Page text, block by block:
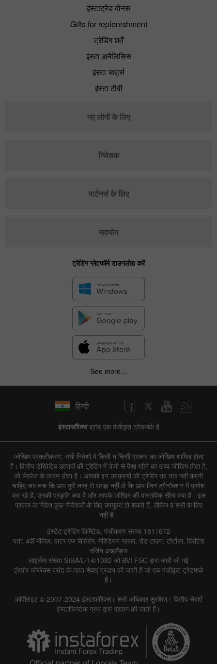
इंस्टाट्रेड बोनस
Gifts for replenishment
ट्रेडिंग शर्तें
इंस्टा अनैलिसिस
इंस्टा चार्ट्स
इंस्टा टीवी
नए लोगों के लिए
निवेशक
पार्टनर्स के लिए
सहयोग
ट्रेडिंग प्लेटफॉर्म डाउनलोड करें
See more...
हिन्दी
इंस्टाफॉरेक्सब्रांड एक पंजीकृत ट्रेडमार्क है
जोखिम प्रकटीकरण: सभी निवेशों में किसी न किसी प्रकार का जोखिम शामिल होता
है। वित्तीय डेरिवेटिव उत्पादों की ट्रेडिंग में तेजी से पैसा खोने का उच्च जोखिम होता है,
जो लेवरेज के कारण होता है। आपको इन उपकरणों की ट्रेडिंग तब तक नहीं करनी
चाहिए जब तक कि आप पूरी तरह से समझ नहीं लें कि आप जिन ट्रैन्सैक्शन में प्रवेश
कर रहे हैं, उनकी प्रकृति क्या है और आपके जोखिम की वास्तविक सीमा क्या है। इस
प्रकार के निवेश कुछ निवेशकों के लिए उपयुक्त हो सकते हैं, लेकिन वे सभी के लिए
नहीं हैं।
इंस्टेंट ट्रेडिंग लिमिटेड, पंजीकरण संख्या 1811672
पता: 4वीं मंजिल, वाटर एज बिल्डिंग, मेरिडियन प्लाजा, रोड टाउन, टोर्टोला, ब्रिटिश
वर्जिन आइलैंड्स
लाइसेंस संख्या SIBA/L/14/1082 जो BVI FSC द्वारा जारी की गई
इंश्योर फोररेक्स ब्रांड के तहत सेवाएं प्रदान की जाती हैं जो एक पंजीकृत ट्रेडमार्क
है।
कॉपीराइट © 2007-2024 इंस्टाफॉरेक्स। सभी अधिकार सुरक्षित। वित्तीय सेवाएँ
इंस्टाफिनटेक ग्रुप द्वारा प्रदान की जाती हैं।